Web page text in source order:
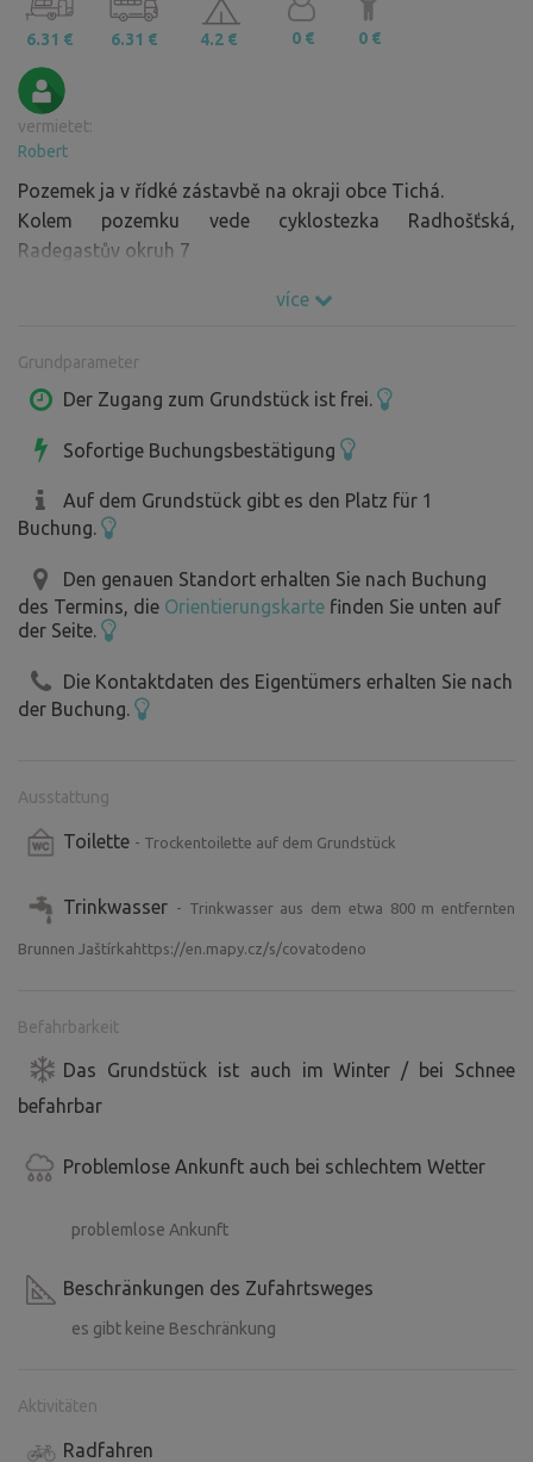
6.31 € 6.31 € 4.2 € 0 € 0 €
vermietet:
Robert
Pozemek ja v řídké zástavbě na okraji obce Tichá.
Kolem pozemku vede cyklostezka Radhošťská,
Radegastův okruh 7
více
Grundparameter
Der Zugang zum Grundstück ist frei.
Sofortige Buchungsbestätigung
Auf dem Grundstück gibt es den Platz für 1
Buchung.
Den genauen Standort erhalten Sie nach Buchung
des Termins, die Orientierungskarte finden Sie unten auf
der Seite.
Die Kontaktdaten des Eigentümers erhalten Sie nach
der Buchung.
Ausstattung
Toilette - Trockentoilette auf dem Grundstück
Trinkwasser - Trinkwasser aus dem etwa 800 m entfernten
Brunnen Jaštírkahttps://en.mapy.cz/s/covatodeno
Befahrbarkeit
Das Grundstück ist auch im Winter / bei Schnee
befahrbar
Problemlose Ankunft auch bei schlechtem Wetter
problemlose Ankunft
Beschränkungen des Zufahrtsweges
es gibt keine Beschränkung
Aktivitäten
Radfahren